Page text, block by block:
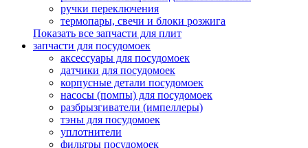
ручки переключения
термопары, свечи и блоки розжига
Показать все запчасти для плит
запчасти для посудомоек
аксессуары для посудомоек
датчики для посудомоек
корпусные детали посудомоек
насосы (помпы) для посудомоек
разбрызгиватели (импеллеры)
тэны для посудомоек
уплотнители
фильтры посудомоек